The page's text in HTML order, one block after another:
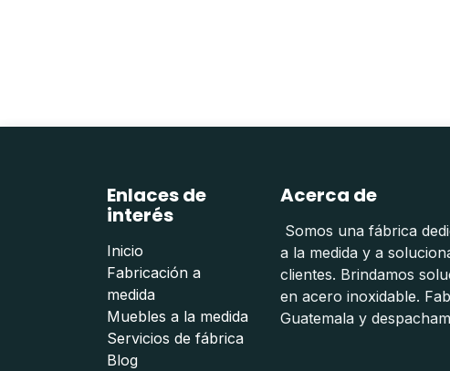
Enlaces de
interés
Inicio
Fabricación a
medida
Muebles a la medida
Servicios de fábrica
Blog
Acerca de
Somos una fábrica
a la medida y a
clientes. Brindamos
en acero inoxidable.
Guatemala y